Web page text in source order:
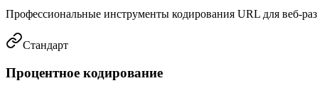
Профессиональные инструменты кодирования URL для веб-
Стандарт
Процентное кодирование